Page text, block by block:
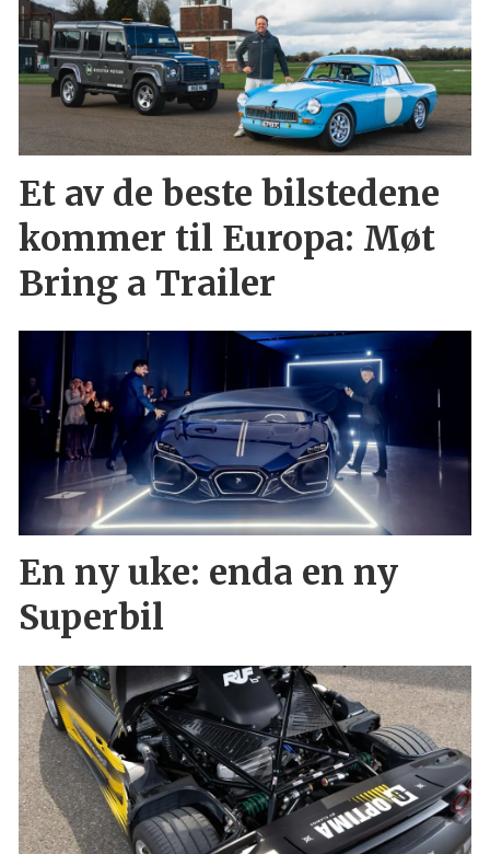
Et av de beste bilstedene
kommer til Europa: Møt
Bring a Trailer
En ny uke: enda en ny
Superbil